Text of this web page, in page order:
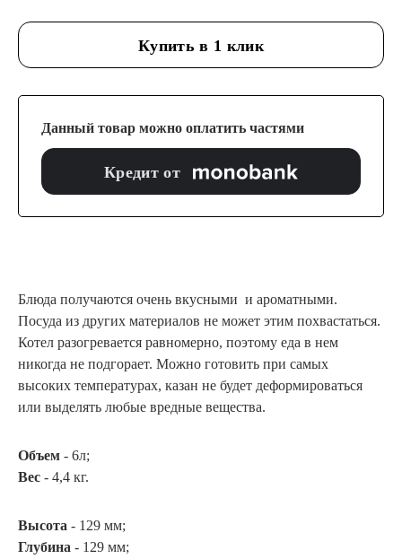
Купить в 1 клик
Данный товар можно оплатить частями
Кредит от
Блюда получаются очень вкусными и ароматными.
Посуда из других материалов не может этим похвастаться.
Котел разогревается равномерно, поэтому еда в нем
никогда не подгорает. Можно готовить при самых
высоких температурах, казан не будет деформироваться
или выделять любые вредные вещества.
Объем - 6л;
Вес - 4,4 кг.
Высота - 129 мм;
Глубина - 129 мм;